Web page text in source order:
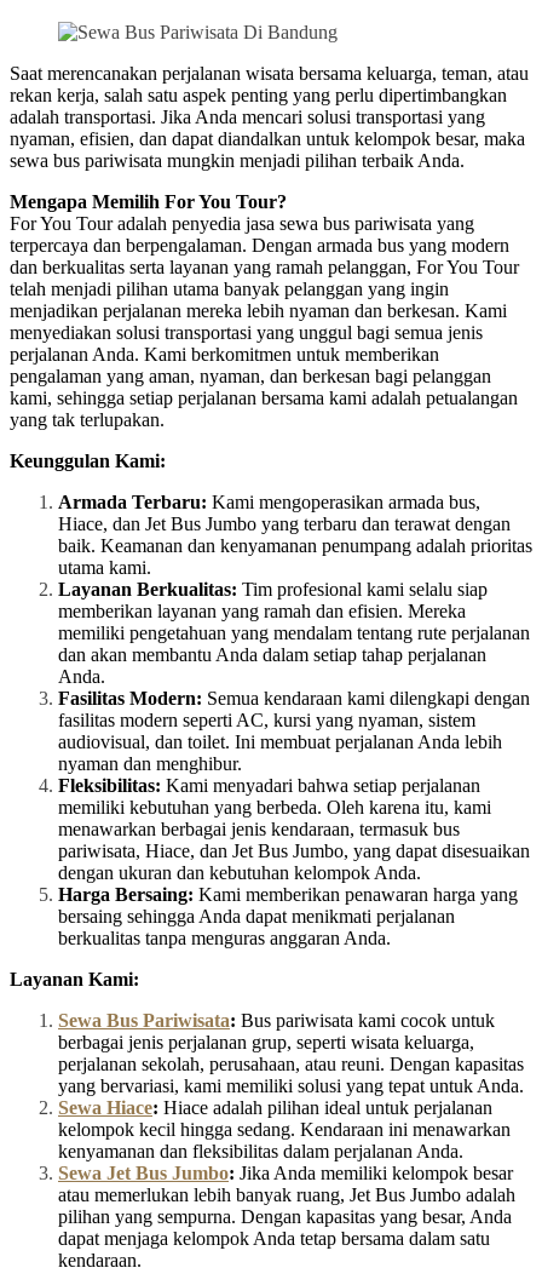
Saat merencanakan perjalanan wisata bersama keluarga, teman, atau
rekan kerja, salah satu aspek penting yang perlu dipertimbangkan
adalah transportasi. Jika Anda mencari solusi transportasi yang
nyaman, efisien, dan dapat diandalkan untuk kelompok besar, maka
sewa bus pariwisata mungkin menjadi pilihan terbaik Anda.
Mengapa Memilih For You Tour?
For You Tour adalah penyedia jasa sewa bus pariwisata yang
terpercaya dan berpengalaman. Dengan armada bus yang modern
dan berkualitas serta layanan yang ramah pelanggan, For You Tour
telah menjadi pilihan utama banyak pelanggan yang ingin
menjadikan perjalanan mereka lebih nyaman dan berkesan. Kami
menyediakan solusi transportasi yang unggul bagi semua jenis
perjalanan Anda. Kami berkomitmen untuk memberikan
pengalaman yang aman, nyaman, dan berkesan bagi pelanggan
kami, sehingga setiap perjalanan bersama kami adalah petualangan
yang tak terlupakan.
Keunggulan Kami:
Armada Terbaru: Kami mengoperasikan armada bus,
Hiace, dan Jet Bus Jumbo yang terbaru dan terawat dengan
baik. Keamanan dan kenyamanan penumpang adalah prioritas
utama kami.
Layanan Berkualitas: Tim profesional kami selalu siap
memberikan layanan yang ramah dan efisien. Mereka
memiliki pengetahuan yang mendalam tentang rute perjalanan
dan akan membantu Anda dalam setiap tahap perjalanan
Anda.
Fasilitas Modern: Semua kendaraan kami dilengkapi dengan
fasilitas modern seperti AC, kursi yang nyaman, sistem
audiovisual, dan toilet. Ini membuat perjalanan Anda lebih
nyaman dan menghibur.
Fleksibilitas: Kami menyadari bahwa setiap perjalanan
memiliki kebutuhan yang berbeda. Oleh karena itu, kami
menawarkan berbagai jenis kendaraan, termasuk bus
pariwisata, Hiace, dan Jet Bus Jumbo, yang dapat disesuaikan
dengan ukuran dan kebutuhan kelompok Anda.
Harga Bersaing: Kami memberikan penawaran harga yang
bersaing sehingga Anda dapat menikmati perjalanan
berkualitas tanpa menguras anggaran Anda.
Layanan Kami:
Sewa Bus Pariwisata: Bus pariwisata kami cocok untuk
berbagai jenis perjalanan grup, seperti wisata keluarga,
perjalanan sekolah, perusahaan, atau reuni. Dengan kapasitas
yang bervariasi, kami memiliki solusi yang tepat untuk Anda.
Sewa Hiace: Hiace adalah pilihan ideal untuk perjalanan
kelompok kecil hingga sedang. Kendaraan ini menawarkan
kenyamanan dan fleksibilitas dalam perjalanan Anda.
Sewa Jet Bus Jumbo: Jika Anda memiliki kelompok besar
atau memerlukan lebih banyak ruang, Jet Bus Jumbo adalah
pilihan yang sempurna. Dengan kapasitas yang besar, Anda
dapat menjaga kelompok Anda tetap bersama dalam satu
kendaraan.